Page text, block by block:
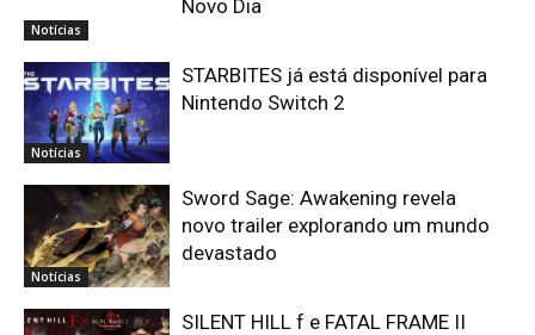
Notícias
Novo Dia
Notícias
STARBITES já está disponível para
Nintendo Switch 2
Notícias
Sword Sage: Awakening revela
novo trailer explorando um mundo
devastado
SILENT HILL f e FATAL FRAME II